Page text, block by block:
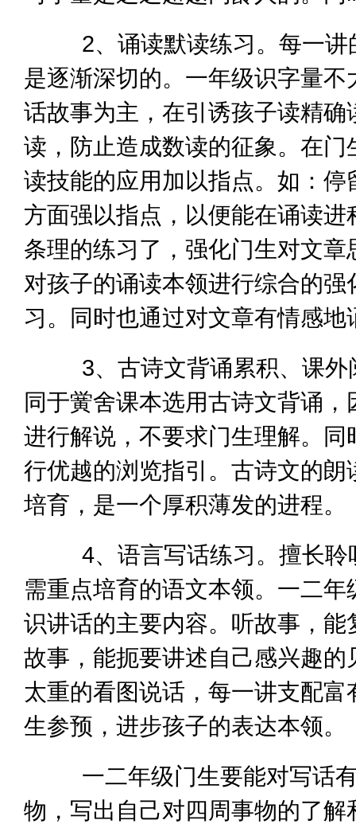
2、诵读默读练习。每一讲
是逐渐深切的。一年级识字量
话故事为主，在引诱孩子读精
读，防止造成数读的征象。在
读技能的应用加以指点。如：
方面强以指点，以便能在诵读
条理的练习了，强化门生对文
对孩子的诵读本领进行综合的
习。同时也通过对文章有情感
3、古诗文背诵累积、课外
同于黉舍课本选用古诗文背诵
进行解说，不要求门生理解。
行优越的浏览指引。古诗文的
培育，是一个厚积薄发的进程。
4、语言写话练习。擅长聆
需重点培育的语文本领。一二
识讲话的主要内容。听故事，
故事，能扼要讲述自己感兴趣
太重的看图说话，每一讲支配
生参预，进步孩子的表达本领。
一二年级门生要能对写话有
物，写出自己对四周事物的了